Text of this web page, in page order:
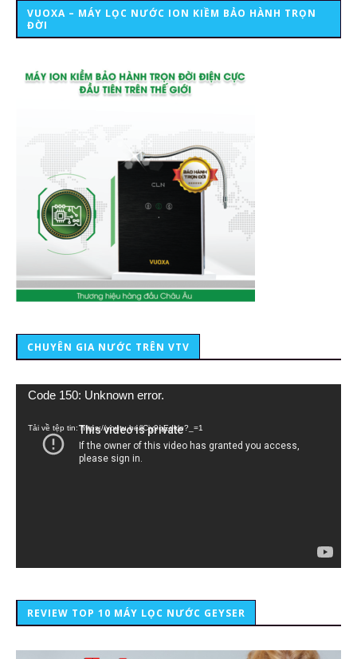
VUOXA – MÁY LỌC NƯỚC ION KIỀM BẢO HÀNH TRỌN
ĐỜI
CHUYÊN GIA NƯỚC TRÊN VTV
Trình
Code 150: Unknown error.
Tải về tệp tin: https://youtu.be/lCiy9qEdklo?_=1
REVIEW TOP 10 MÁY LỌC NƯỚC GEYSER